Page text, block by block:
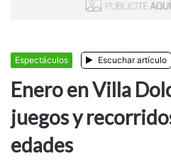
Espectáculos Escuchar artículo
Enero en Villa
juegos y
edades